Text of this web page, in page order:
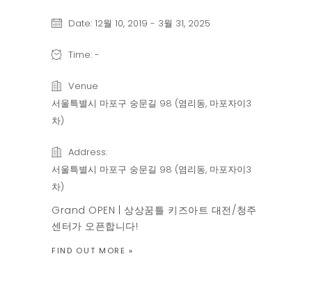
Date: 12월 10, 2019 - 3월 31, 2025
Time: -
Venue
서울특별시 마포구 숭문길 98 (염리동, 마포자이3
차)
Address:
서울특별시 마포구 숭문길 98 (염리동, 마포자이3
차)
Grand OPEN | 상상꿈틀 키즈아트 대전/청주
센터가 오픈합니다!
FIND OUT MORE »